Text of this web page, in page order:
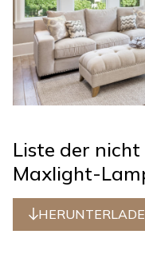
Liste der
Maxlight-